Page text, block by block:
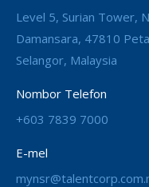
Level 5, Surian Tower,
Damansara, 47810
Selangor, Malaysia
Nombor Telefon
+603 7839 7000
E-mel